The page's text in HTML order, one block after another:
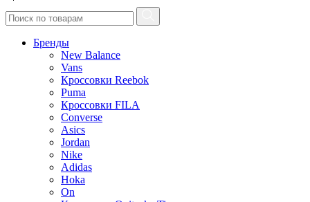
Бренды
New Balance
Vans
Кроссовки Reebok
Puma
Кроссовки FILA
Converse
Asics
Jordan
Nike
Adidas
Hoka
On